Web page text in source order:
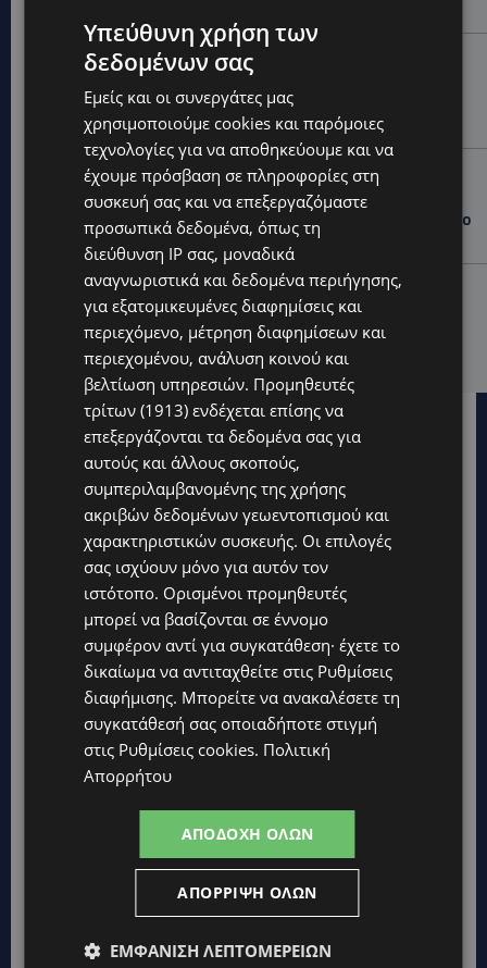
UPDATES
ΚΟΛΟΜΒΙΑ: Τουλάχιστον 22 νεκροί από τον σεισμό
των 7,4 Ρίχτερ – Καταρρεύσεις κτιρίων και
εγκλωβισμένοι στα συντρίμμια-(Δείτε τα βίντεο)
UPDATES
ΝΑΥΤΙΛΙΑΚΟ ΚΕΝΤΡΟ ΣΤΗ ΛΑΡΝΑΚΑ: Στα σκαριά
επένδυση άνω των €100 εκατ. – Ποιος βρίσκεται στο
τιμόνι του μεγάλου project-ΑΠΟΚΛΕΙΣΤΙΚΟ
UPDATES
«ΣΕΙΡΗΝΕΣ»: Έπεσαν στη θάλασσα για έναν σκοπό –
120 γυναίκες κολύμπησαν στον Πρωταρά για την
Αροδαφνούσα-(Φώτο)
Topics
ΚΟΛΟΜΒΙΑ: Στους 77 οι νεκροί από τον σεισμό των 7,4 Ρίχτερ
μέσα στα συντρίμμια
αυτοκινητόδρομους – Πότε ξεκινούν οι εργασίες και πού θα
Υπεύθυνη χρήση των
δεδομένων σας
Εμείς και οι συνεργάτες μας
χρησιμοποιούμε cookies και παρόμοιες
τεχνολογίες για να αποθηκεύουμε και να
έχουμε πρόσβαση σε πληροφορίες στη
συσκευή σας και να επεξεργαζόμαστε
προσωπικά δεδομένα, όπως τη
διεύθυνση IP σας, μοναδικά
αναγνωριστικά και δεδομένα περιήγησης,
για εξατομικευμένες διαφημίσεις και
περιεχόμενο, μέτρηση διαφημίσεων και
περιεχομένου, ανάλυση κοινού και
βελτίωση υπηρεσιών. Προμηθευτές
τρίτων (1913) ενδέχεται επίσης να
επεξεργάζονται τα δεδομένα σας για
αυτούς και άλλους σκοπούς,
συμπεριλαμβανομένης της χρήσης
ακριβών δεδομένων γεωεντοπισμού και
χαρακτηριστικών συσκευής. Οι επιλογές
σας ισχύουν μόνο για αυτόν τον
ιστότοπο. Ορισμένοι προμηθευτές
μπορεί να βασίζονται σε έννομο
συμφέρον αντί για συγκατάθεση· έχετε το
δικαίωμα να αντιταχθείτε στις Ρυθμίσεις
διαφήμισης. Μπορείτε να ανακαλέσετε τη
συγκατάθεσή σας οποιαδήποτε στιγμή
στις Ρυθμίσεις cookies. Πολιτική
Απορρήτου
ΑΠΟΔΟΧΉ ΌΛΩΝ
ΑΠΌΡΡΙΨΗ ΌΛΩΝ
ΕΜΦΆΝΙΣΗ ΛΕΠΤΟΜΕΡΕΙΏΝ